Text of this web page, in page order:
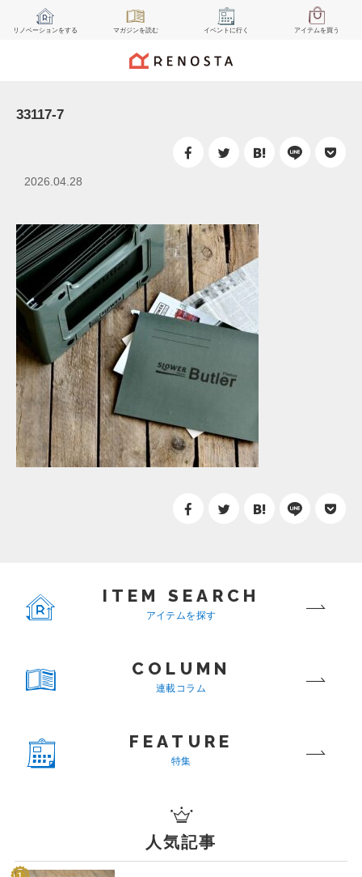
リノベーションをする マガジンを読む イベント に行く アイテムを買う
33117-7
2026.04.28
ITEM SEARCH
アイテムを探す
COLUMN
連載コラム
FEATURE
特集
人気記事